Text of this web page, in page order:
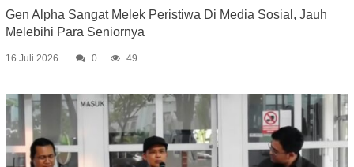
Gen Alpha Sangat Melek Peristiwa Di Media Sosial, Jauh
Melebihi Para Seniornya
16 Juli 2026 0 49